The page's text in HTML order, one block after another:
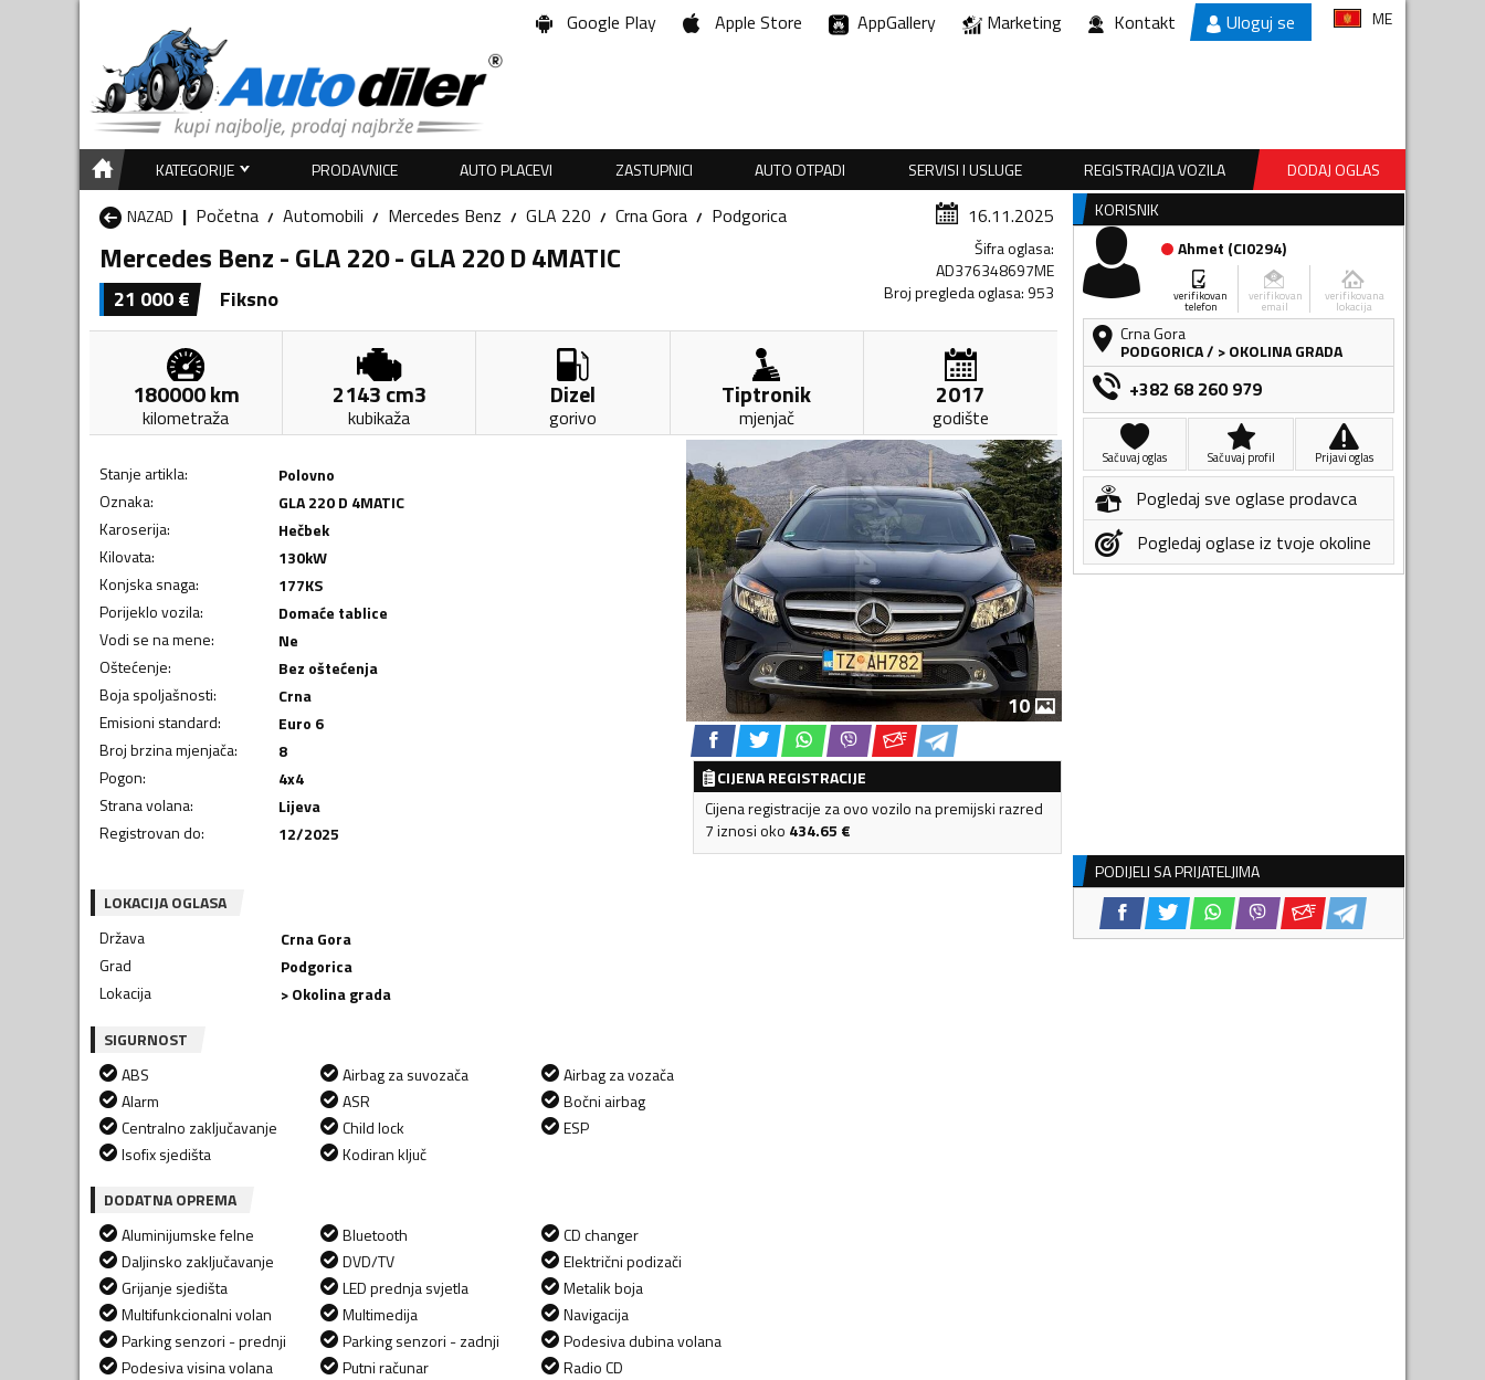
Google Play Apple Store AppGallery Marketing Kontakt Uloguj se ME
KATEGORIJE PRODAVNICE AUTO PLACEVI ZASTUPNICI AUTO OTPADI SERVISI I USLUGE REGISTRACIJA VOZILA
DODAJ OGLAS
NAZAD
Početna Automobili Mercedes Benz GLA 220 Crna Gora Podgorica 16.11.2025
Mercedes Benz - GLA 220 - GLA 220 D 4MATIC
21 000€ Fiksno
Šifra oglasa:
AD376348697ME
Broj pregleda oglasa: 953
180000km
kilometraža
2143cm3
kubikaža
Dizel
gorivo
Tiptronik
mjenjač
2017
godište
Stanje artikla:
Polovno
Oznaka:
GLA 220 D 4MATIC
Karoserija:
Hečbek
Kilovata: 130kW
Konjska snaga: 177KS
Porijeklo vozila:
Domaće tablice
Vodi se na mene:
Ne
Oštećenje:
Bez oštećenja
Boja spoljašnosti:
Crna
Emisioni standard:
Euro 6
Broj brzina mjenjača:
8
Pogon:
4x4
Strana volana:
Lijeva
Registrovan do: 12/2025
10
CIJENA REGISTRACIJE
Cijena registracije za ovo vozilo na premijski razred
7 iznosi oko 434.65 €
LOKACIJA OGLASA
Država
Crna Gora
Grad
Podgorica
Lokacija
> Okolina grada
SIGURNOST
ABS
Alarm
Centralno zaključavanje
Isofix sjedišta
Airbag za suvozača
ASR
Child lock
Kodiran ključ
Airbag za vozača
Bočni airbag
ESP
DODATNA OPREMA
Aluminijumske felne
Daljinsko zaključavanje
Grijanje sjedišta
Multifunkcionalni volan
Parking senzori - prednji
Podesiva visina volana
Bluetooth
DVD/TV
LED prednja svjetla
Multimedija
Parking senzori - zadnji
Putni računar
CD changer
Električni podizači
Metalik boja
Navigacija
Podesiva dubina volana
Radio CD
KORISNIK
Ahmet (CI0294)
verifikovan
telefon
verifikovan
email
verifikovana
lokacija
Crna Gora
PODGORICA/ > OKOLINA GRADA
+382 68 260 979
Sačuvaj oglas Sačuvaj profil Prijavi oglas
Pogledaj sve oglase prodavca
Pogledaj oglase iz tvoje okoline
PODIJELI SA PRIJATELJIMA